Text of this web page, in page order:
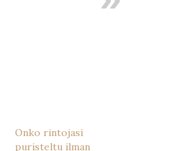
Onko rintojasi
puristeltu ilman